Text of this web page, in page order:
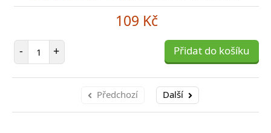
109 Kč
- Počet položek
+ Přidat do košíku
Předchozí Další